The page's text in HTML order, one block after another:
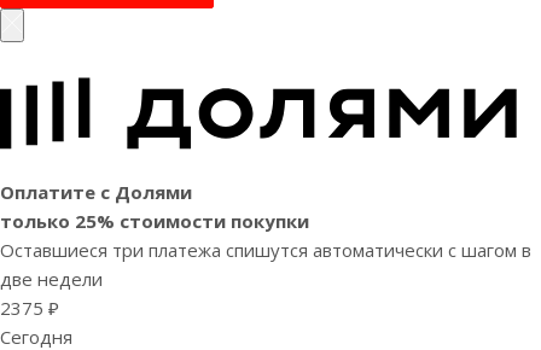
Оплатите с Долями
только 25% стоимости покупки
Оставшиеся три платежа спишутся автоматически с шагом в
две недели
2375 ₽
Сегодня